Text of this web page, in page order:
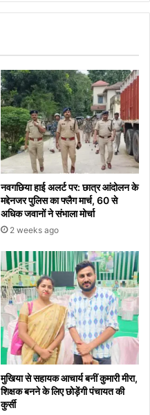
नवगछिया हाई अलर्ट पर: छात्र आंदोलन के
मद्देनजर पुलिस का फ्लैग मार्च, 60 से
अधिक जवानों ने संभाला मोर्चा
2 weeks ago
मुखिया से सहायक आचार्य बनीं कुमारी मीरा,
शिक्षक बनने के लिए छोड़ेंगी पंचायत की
कुर्सी